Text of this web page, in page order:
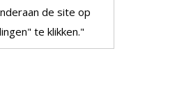
de site op
te klikken."